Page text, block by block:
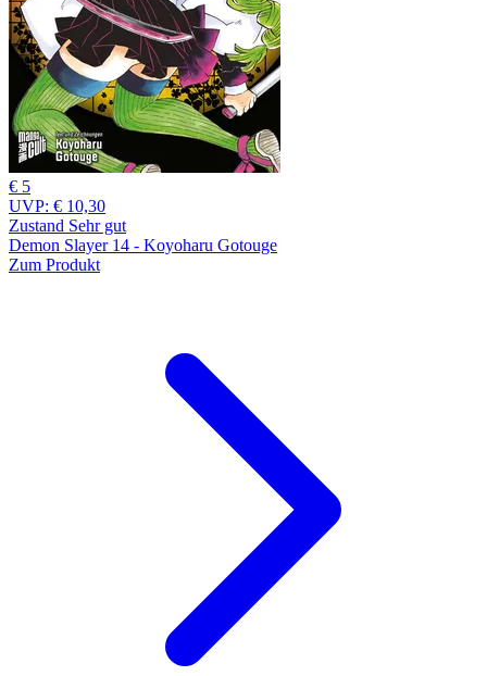
€ 5
UVP: € 10,30
Zustand Sehr gut
Demon Slayer 14 - Koyoharu Gotouge
Zum Produkt